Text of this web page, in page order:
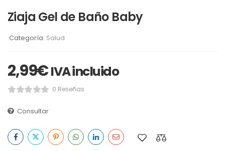
Ziaja Gel de Baño Baby
Categoría: Salud
2,99€IVA incluido
0 Reseñas
Consultar